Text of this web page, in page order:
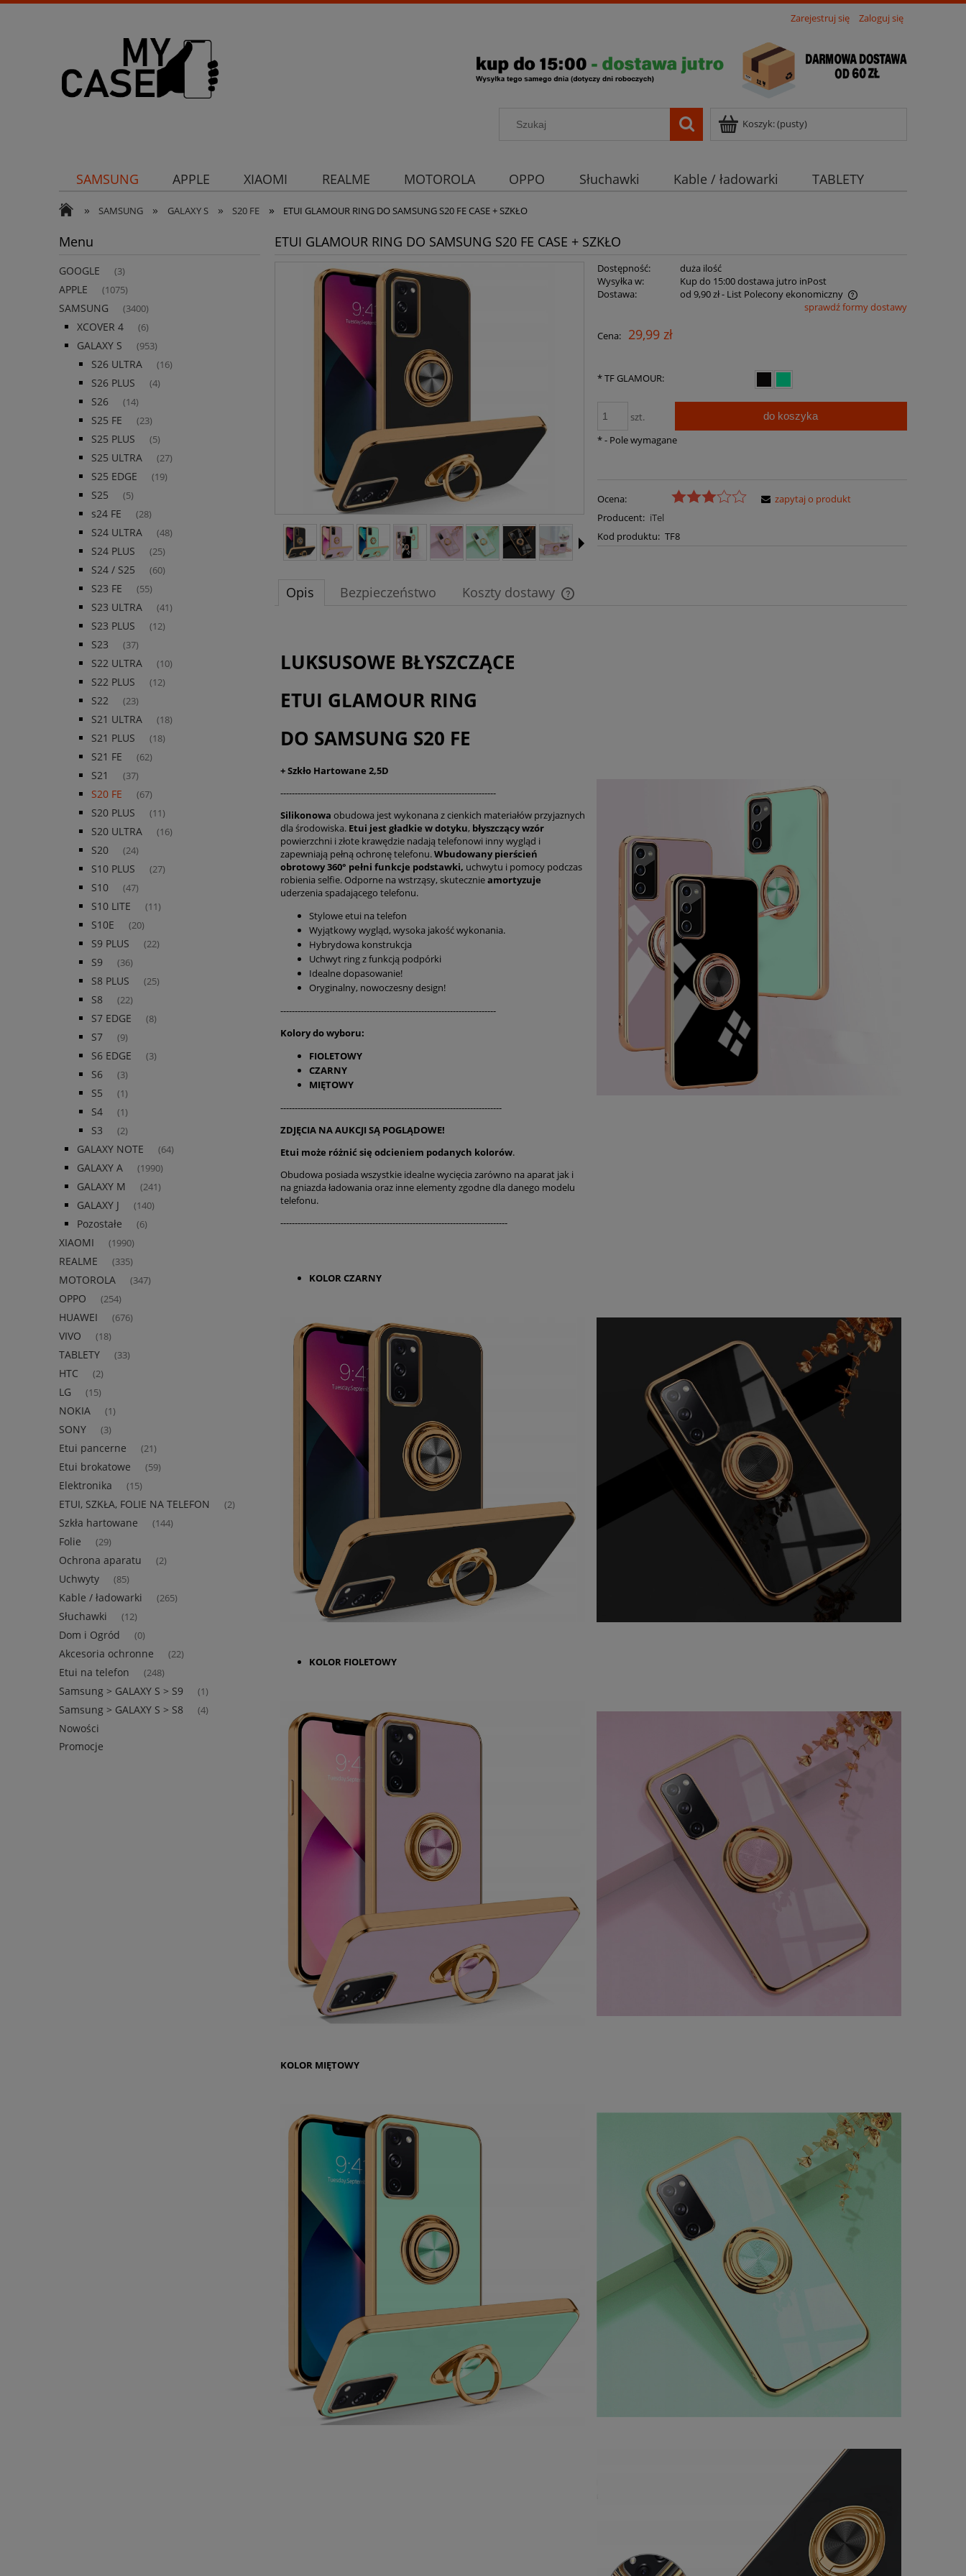
Zarejestruj się Zaloguj się
Koszyk:(pusty)
SAMSUNG APPLE XIAOMI REALME MOTOROLA OPPO Słuchawki Kable / ładowarki
TABLETY
Uchwyty
Ochrona aparatu Ochrona aparatu Strona główna
» SAMSUNG » GALAXY S » S20 FE » ETUI GLAMOUR RING DO SAMSUNG S20 FE CASE + SZKŁO
Menu
GOOGLE (3)
APPLE (1075)
SAMSUNG (3400)
XCOVER 4 (6)
GALAXY S (953)
S26 ULTRA (16)
S26 PLUS (4)
S26 (14)
S25 FE (23)
S25 PLUS (5)
S25 ULTRA (27)
S25 EDGE (19)
S25 (5)
s24 FE (28)
S24 ULTRA (48)
S24 PLUS (25)
S24 / S25 (60)
S23 FE (55)
S23 ULTRA (41)
S23 PLUS (12)
S23 (37)
S22 ULTRA (10)
S22 PLUS (12)
S22 (23)
S21 ULTRA (18)
S21 PLUS (18)
S21 FE (62)
S21 (37)
S20 FE (67)
S20 PLUS (11)
S20 ULTRA (16)
S20 (24)
S10 PLUS (27)
S10 (47)
S10 LITE (11)
S10E (20)
S9 PLUS (22)
S9 (36)
S8 PLUS (25)
S8 (22)
S7 EDGE (8)
S7 (9)
S6 EDGE (3)
S6 (3)
S5 (1)
S4 (1)
S3 (2)
GALAXY NOTE (64)
GALAXY A (1990)
GALAXY M (241)
GALAXY J (140)
Pozostałe (6)
XIAOMI (1990)
REALME (335)
MOTOROLA (347)
OPPO (254)
HUAWEI (676)
VIVO (18)
TABLETY (33)
HTC (2)
LG (15)
NOKIA (1)
SONY (3)
Etui pancerne (21)
Etui brokatowe (59)
Elektronika (15)
ETUI, SZKŁA, FOLIE NA TELEFON (2)
Szkła hartowane (144)
Folie (29)
Ochrona aparatu (2)
Uchwyty (85)
Kable / ładowarki (265)
Słuchawki (12)
Dom i Ogród (0)
Akcesoria ochronne (22)
Etui na telefon (248)
Samsung > GALAXY S > S9 (1)
Samsung > GALAXY S > S8 (4)
Nowości
Promocje
ETUI GLAMOUR RING DO SAMSUNG S20 FE CASE + SZKŁO
Dostępność:
duża ilość
Wysyłka w:
Kup do 15:00 dostawa jutro inPost
Dostawa:
od 9,90 zł- List Polecony ekonomiczny
płatności
sprawdź formy dostawy
Cena: 29,99 zł
*TF GLAMOUR:
szt. do koszyka
*- Pole wymagane
Ocena:
Producent: iTel
Kod produktu: TF8
zapytaj o produkt
Opis Bezpieczeństwo Koszty dostawy
LUKSUSOWE BŁYSZCZĄCE
ETUI GLAMOUR RING
DO SAMSUNG S20 FE
+ Szkło Hartowane 2,5D
---------------------------------------------------------------------------
Silikonowa obudowa jest wykonana z cienkich materiałów przyjaznych
dla środowiska. Etui jest gładkie w dotyku, błyszczącywzór
powierzchni i złote krawędzie nadają telefonowi inny wygląd i
zapewniają pełną ochronę telefonu.Wbudowany pierścień
obrotowy 360° pełni funkcje podstawki, uchwytu i pomocy podczas
robienia selfie. Odporne na wstrząsy, skutecznieamortyzuje
uderzenia spadającego telefonu.
Stylowe etui na telefon
Wyjątkowy wygląd, wysoka jakość wykonania.
Hybrydowa konstrukcja
Uchwyt ring z funkcją podpórki
Idealne dopasowanie!
Oryginalny, nowoczesny design!
---------------------------------------------------------------------------
Kolory do wyboru:
FIOLETOWY
CZARNY
MIĘTOWY
-----------------------------------------------------------------------------
ZDJĘCIA NA AUKCJI SĄ POGLĄDOWE!
Etui może różnić się odcieniem podanych kolorów.
Obudowa posiada wszystkie idealne wycięcia zarówno na aparat jak i
na gniazda ładowania oraz inne elementy zgodne dla danego modelu
telefonu.
-------------------------------------------------------------------------------
KOLOR CZARNY
KOLOR FIOLETOWY
KOLOR MIĘTOWY